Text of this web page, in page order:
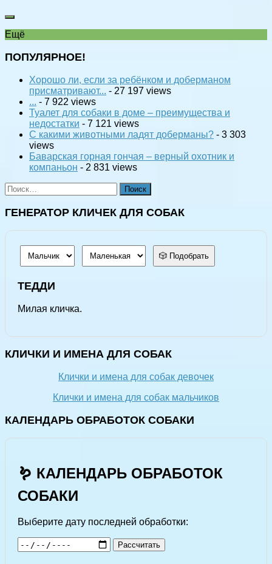
Ещё
ПОПУЛЯРНОЕ!
Хорошо ли, если за ребёнком и доберманом
присматривают... - 27 197 views
... - 7 922 views
Туалет для собаки в доме – преимущества и
недостатки - 7 121 views
С какими животными ладят доберманы? - 3 303
views
Баварская горная гончая – верный охотник и
компаньон - 2 831 views
Найти:
ГЕНЕРАТОР КЛИЧЕК ДЛЯ СОБАК
🎲 Подобрать
ТЕДДИ
Милая кличка.
КЛИЧКИ И ИМЕНА ДЛЯ СОБАК
Клички и имена для собак девочек
Клички и имена для собак мальчиков
КАЛЕНДАРЬ ОБРАБОТОК СОБАКИ
🪱 КАЛЕНДАРЬ ОБРАБОТОК
СОБАКИ
Выберите дату последней обработки:
Рассчитать